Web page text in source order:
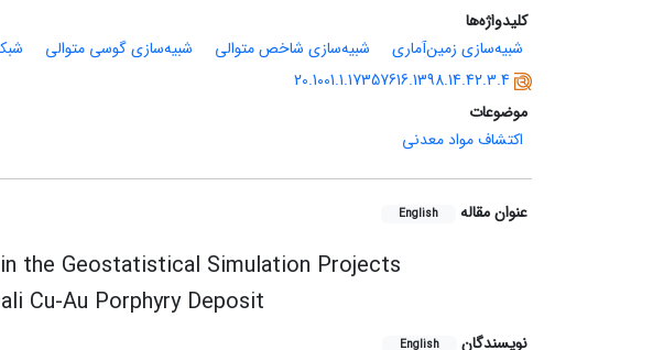
کلیدواژه‌ها
شبیه‌سازی زمین‌‌آماری
شبیه‌سازی شاخص متوالی شبیه‌سازی گوسی متوالی
20.1001.1.17357616.1398.14.42.3.4
موضوعات
اکتشاف مواد معدنی
عنوان مقاله English
the Geostatistical Simulation Projects
Cu-Au Porphyry Deposit
نویسندگان English